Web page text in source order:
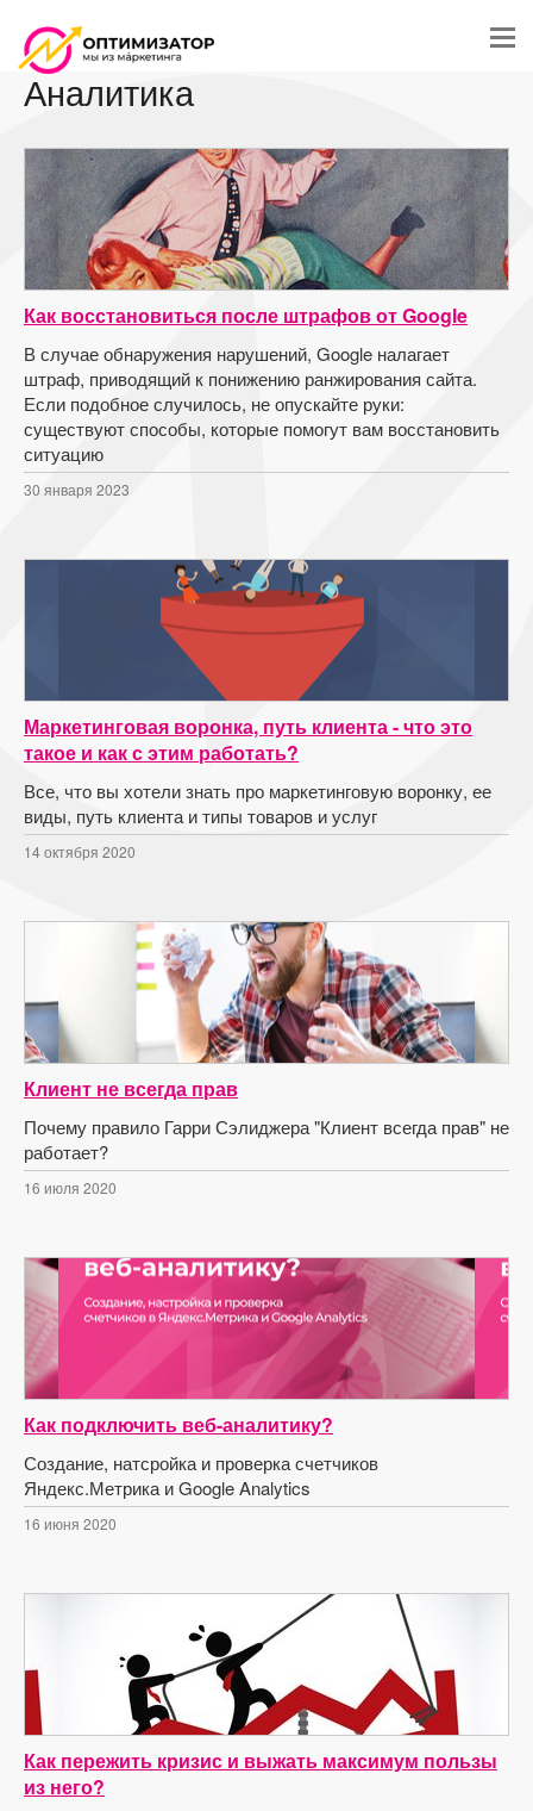
Аналитика
Как восстановиться после штрафов от Google
В случае обнаружения нарушений, Google налагает
штраф, приводящий к понижению ранжирования сайта.
Если подобное случилось, не опускайте руки:
существуют способы, которые помогут вам восстановить
ситуацию
30 января 2023
Маркетинговая воронка, путь клиента - что это
такое и как с этим работать?
Все, что вы хотели знать про маркетинговую воронку, ее
виды, путь клиента и типы товаров и услуг
14 октября 2020
Клиент не всегда прав
Почему правило Гарри Сэлиджера "Клиент всегда прав" не
работает?
16 июля 2020
Как подключить веб-аналитику?
Создание, натсройка и проверка счетчиков
Яндекс.Метрика и Google Analytics
16 июня 2020
Как пережить кризис и выжать максимум пользы
из него?